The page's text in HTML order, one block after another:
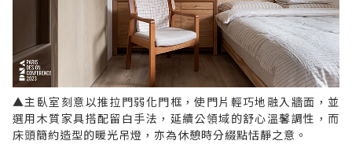
▲主臥室刻意以推拉門弱化門框，使門片輕巧地融入牆面，並
選用木質家具搭配留白手法，延續公領域的舒心溫馨調性，而
床頭簡約造型的暖光吊燈，亦為休憩時分綴點恬靜之意。